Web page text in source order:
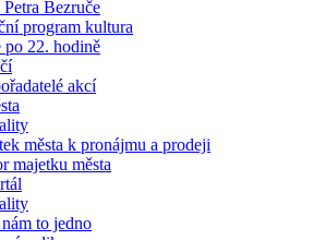
Petra Bezruče
program kultura
po 22. hodině
akcí
města k pronájmu a prodeji
majetku města
to jedno